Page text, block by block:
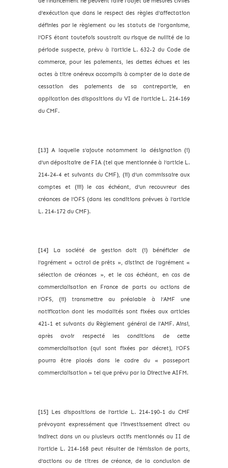
d’exécution que dans le respect des règles d’affectation
définies par le règlement ou les statuts de l’organisme,
l’OFS étant toutefois soustrait au risque de nullité de la
période suspecte, prévu à l’article L. 632-2 du Code de
commerce, pour les paiements, les dettes échues et les
actes à titre onéreux accomplis à compter de la date de
cessation des paiements de sa contrepartie, en
application des dispositions du VI de l’article L. 214-169
du CMF.
[13] A laquelle s’ajoute notamment la désignation (i)
d’un dépositaire de FIA (tel que mentionnée à l’article L.
214-24-4 et suivants du CMF), (ii) d’un commissaire aux
comptes et (iii) le cas échéant, d’un recouvreur des
créances de l’OFS (dans les conditions prévues à l’article
L. 214-172 du CMF).
[14] La société de gestion doit (i) bénéficier de
l’agrément « octroi de prêts », distinct de l’agrément «
sélection de créances », et le cas échéant, en cas de
commercialisation en France de parts ou actions de
l’OFS, (ii) transmettre au préalable à l’AMF une
notification dont les modalités sont fixées aux articles
421-1 et suivants du Règlement général de l’AMF. Ainsi,
après avoir respecté les conditions de cette
commercialisation (qui sont fixées par décret), l’OFS
pourra être placés dans le cadre du « passeport
commercialisation » tel que prévu par la Directive AIFM.
[15] Les dispositions de l’article L. 214-190-1 du CMF
prévoyant expressément que l’investissement direct ou
indirect dans un ou plusieurs actifs mentionnés au II de
l’article L. 214-168 peut résulter de l’émission de parts,
d’actions ou de titres de créance, de la conclusion de